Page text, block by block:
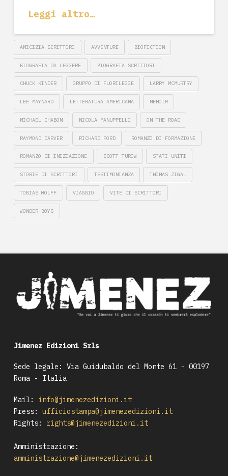
Leggi altro…
AMICIZIA SCRITTORI AVVENTURE BIOFICTION
BIOGRAFIA DA LEGGERE BIOGRAFIA SCRITTORI
CHUCK KINDER GRUPPO DI FUORILEGGE LARRY MCMURTRY
LEE MAYNARD LETTERATURA AMERICANA MEMOIR
MICHAEL CHABON NICOLA MANUPPELLI ON THE ROAD
RAYMOND CARVER RICHARD FORD ROMANZO DI FORMAZIONE
ROMANZO DI INIZIAZIONE SCOTT TUROW STATI UNITI
STORIE DI SCRITTORI TESTIMONIANZA THOMAS ZIGAL
TOBIAS WOLFF VIAGGIO VITE DI SCRITTORI
WONDER BOYS
Jimenez Edizioni Srls
Sede legale: Via Guidubaldo del Monte 61 - 00197
Roma - Italia
Mail:
info@jimenezedizioni.it
Press:
ufficiostampa@jimenezedizioni.it
Rights:
rights@jimenezedizioni.it
Amministrazione:
amministrazione@jimenezedizioni.it